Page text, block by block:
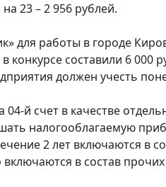
23 – 2 956 рублей.
для работы в городе
в конкурсе составили 6
должен учесть
й счет в качестве
налогооблагаемую
2 лет включаются в
в состав